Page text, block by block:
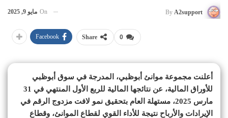
By A2support
On مايو 9, 2025
0
Share
Facebook
أعلنت مجموعة موانئ أبوظبي، المدرجة في سوق أبوظبي
للأوراق المالية، عن نتائجها المالية للربع الأول المنتهي في 31
مارس 2025، مستهلة العام بتحقيق نمو لافت مزدوج الرقم في
الإيرادات والأرباح نتيجة للأداء القوي لقطاع الموانئ، وقطاع